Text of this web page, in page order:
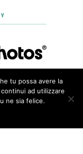
GEISHA
BY
tu possa avere la
ad utilizzare
ne sia felice.